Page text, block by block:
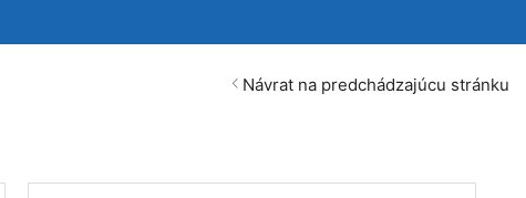
Návrat na predchádzajúcu stránku